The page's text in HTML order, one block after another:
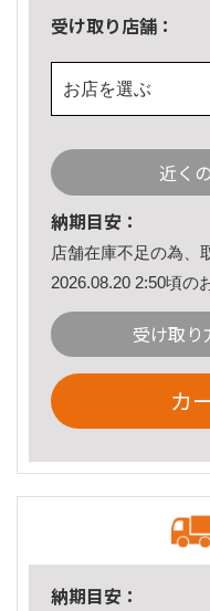
受け取り店舗：
お店を選ぶ
近く
納期目安：
店舗在庫不足の為、
2026.08.20 2:50頃の
受け取り
カ
納期目安：